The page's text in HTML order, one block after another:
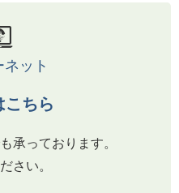
ネット
こちら
承っております。
さい。